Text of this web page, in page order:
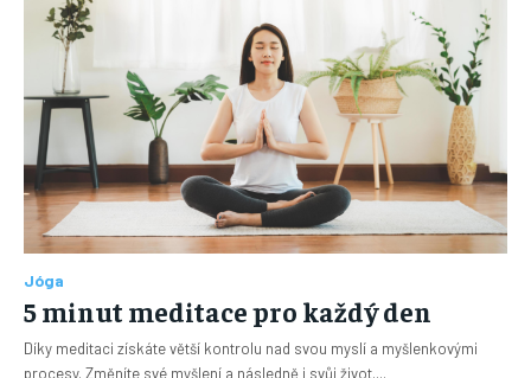
Jóga
5 minut meditace pro každý den
Díky meditaci získáte větší kontrolu nad svou myslí a myšlenkovými
procesy. Změníte své myšlení a následně i svůj život....